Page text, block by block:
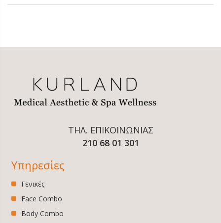
ΤΗΛ. ΕΠΙΚΟΙΝΩΝΙΑΣ
210 68 01 301
Υπηρεσίες
Γενικές
Face Combo
Body Combo